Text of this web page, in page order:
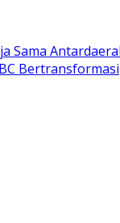
Sama
Bertransformasi